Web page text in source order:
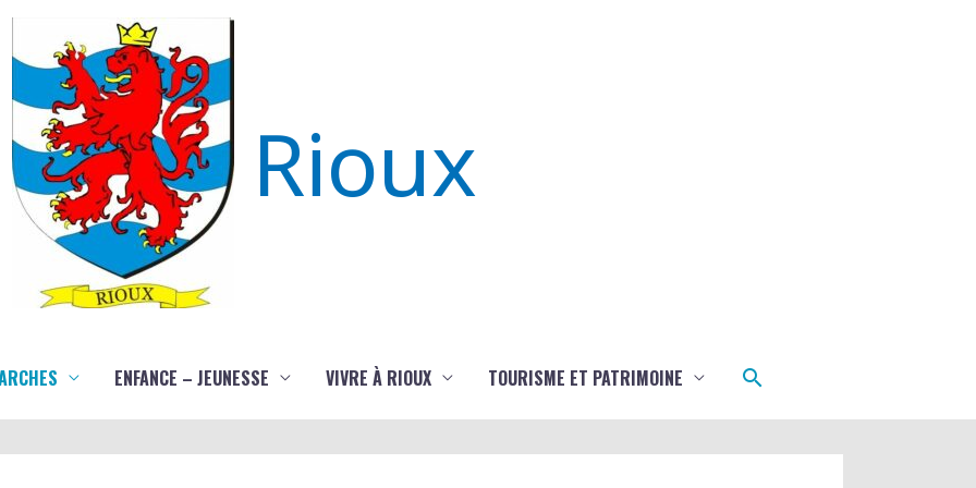
Rioux
ENFANCE – JEUNESSE VIVRE À RIOUX TOURISME ET PATRIMOINE Rechercher